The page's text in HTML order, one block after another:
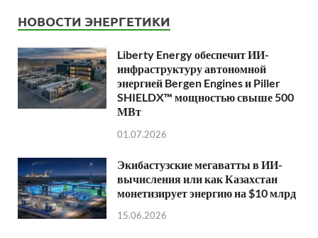
НОВОСТИ ЭНЕРГЕТИКИ
Liberty Energy обеспечит ИИ-
инфраструктуру автономной
энергией Bergen Engines и Piller
SHIELDX™ мощностью свыше 500
МВт
01.07.2026
Экибастузские мегаватты в ИИ-
вычисления или как Казахстан
монетизирует энергию на $10 млрд
15.06.2026